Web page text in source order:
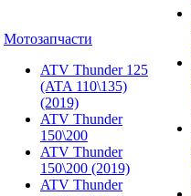
Мотозапчасти
ATV Thunder 125
(ATA 110\135)
(2019)
ATV Thunder
150\200
ATV Thunder
150\200 (2019)
ATV Thunder